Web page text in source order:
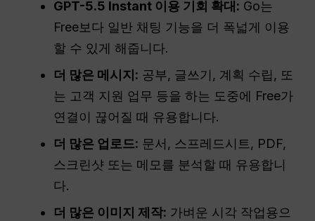
GPT-5.5 Instant 이용 기회 확대: Go는
Free보다 일반 채팅 기능을 더 폭넓게 이용
할 수 있게 해줍니다.
더 많은 메시지: 공부, 글쓰기, 계획 수립, 또
는 고객 지원 업무 등을 하는 도중에 Free가
연결이 끊어질 때 유용합니다.
더 많은 업로드: 문서, 스프레드시트, PDF,
스크린샷 또는 메모를 분석할 때 유용합니
다.
더 많은 이미지 제작: 가벼운 시각 작업용으